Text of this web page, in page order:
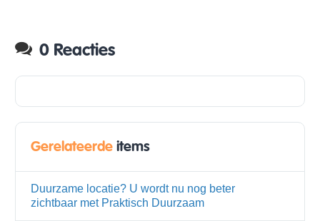
0 Reacties
Gerelateerde items
Duurzame locatie? U wordt nu nog beter
zichtbaar met Praktisch Duurzaam